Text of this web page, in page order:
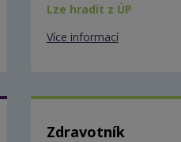
Lze hradit z ÚP
Více informací
Zdravotník